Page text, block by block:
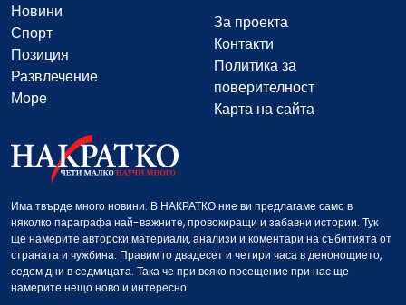
Новини
Спорт
Позиция
Развлечение
Море
За проекта
Контакти
Политика за
поверителност
Карта на сайта
Има твърде много новини. В НАКРАТКО ние ви предлагаме само в
няколко параграфа най-важните, провокиращи и забавни истории. Тук
ще намерите авторски материали, анализи и коментари на събитията от
страната и чужбина. Правим го двадесет и четири часа в денонощието,
седем дни в седмицата. Така че при всяко посещение при нас ще
намерите нещо ново и интересно.